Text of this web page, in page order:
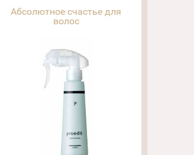
Абсолютное счастье для
волос